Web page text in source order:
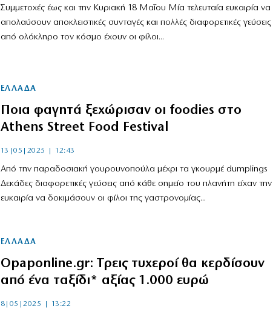
Συμμετοχές έως και την Κυριακή 18 Μαΐου Μία τελευταία ευκαιρία να
απολαύσουν αποκλειστικές συνταγές και πολλές διαφορετικές γεύσεις
από ολόκληρο τον κόσμο έχουν οι φίλοι...
ΕΛΛΑΔΑ
Ποια φαγητά ξεχώρισαν οι foodies στο
Athens Street Food Festival
13|05|2025 | 12:43
Από την παραδοσιακή γουρουνοπούλα μέχρι τα γκουρμέ dumplings
Δεκάδες διαφορετικές γεύσεις από κάθε σημείο του πλανήτη είχαν την
ευκαιρία να δοκιμάσουν οι φίλοι της γαστρονομίας...
ΕΛΛΑΔΑ
Opaponline.gr: Τρεις τυχεροί θα κερδίσουν
από ένα ταξίδι* αξίας 1.000 ευρώ
8|05|2025 | 13:22